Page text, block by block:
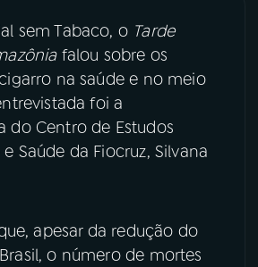
NACIONAL
Facebook
X
sem Tabaco, o Tarde
falou sobre os
na saúde e no meio
foi a
do Centro de Estudos
Saúde da Fiocruz, Silvana
apesar da redução do
o número de mortes